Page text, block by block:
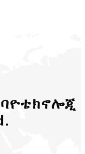
ባዮቴክኖሎጂ